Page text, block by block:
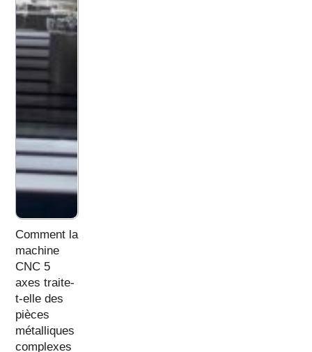
Comment la
machine
CNC 5
axes traite-
t-elle des
pièces
métalliques
complexes